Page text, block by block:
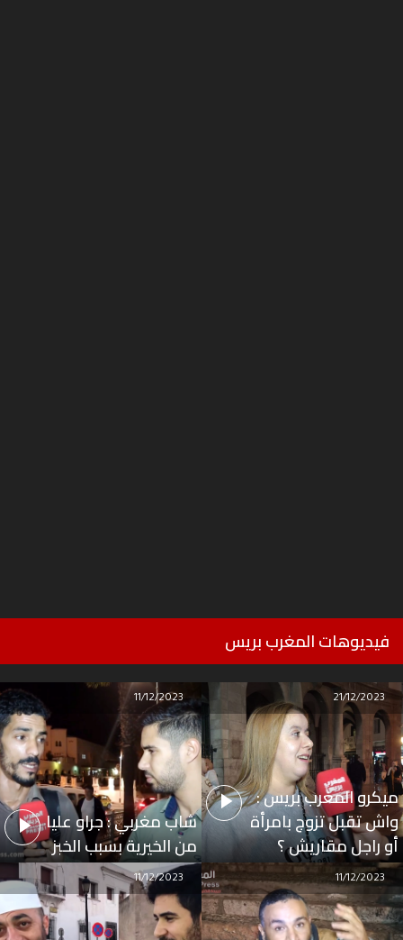
فيديوهات المغرب بريس
ميكرو المغرب بريس :
واش تقبل تزوج بامرأة
أو راجل مقاريش ؟
21/12/2023
شاب مغربي : جراو عليا
من الخيرية بسبب الخبز
11/12/2023
11/12/2023
11/12/2023